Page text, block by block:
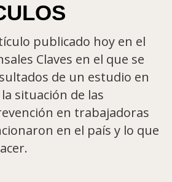
publicado hoy en el
Claves en el que se
de un estudio en
situación de las
en trabajadoras
en el país y lo que